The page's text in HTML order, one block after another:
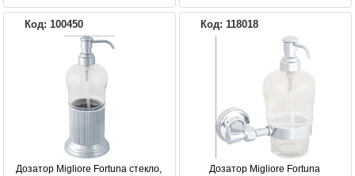
Код: 100450
Дозатор Migliore Fortuna стекло,
Код: 118018
Дозатор Migliore Fortuna